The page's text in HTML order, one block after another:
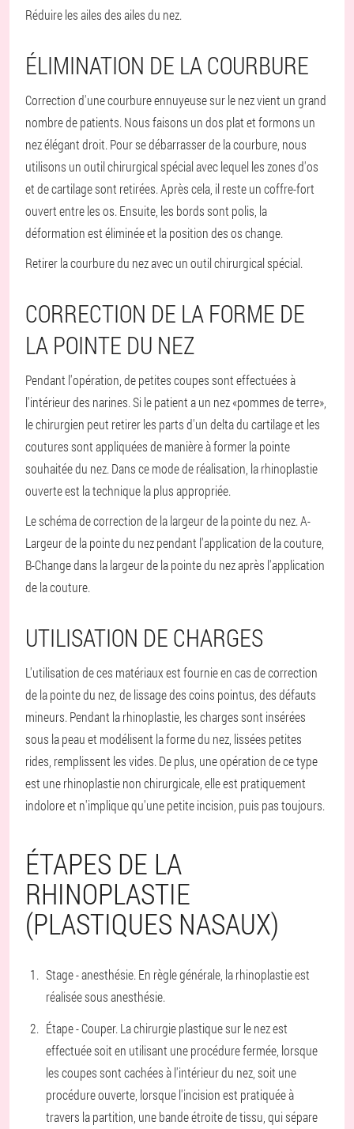
Réduire les ailes des ailes du nez.
ÉLIMINATION DE LA COURBURE
Correction d'une courbure ennuyeuse sur le nez vient un grand
nombre de patients. Nous faisons un dos plat et formons un
nez élégant droit. Pour se débarrasser de la courbure, nous
utilisons un outil chirurgical spécial avec lequel les zones d'os
et de cartilage sont retirées. Après cela, il reste un coffre-fort
ouvert entre les os. Ensuite, les bords sont polis, la
déformation est éliminée et la position des os change.
Retirer la courbure du nez avec un outil chirurgical spécial.
CORRECTION DE LA FORME DE
LA POINTE DU NEZ
Pendant l'opération, de petites coupes sont effectuées à
l'intérieur des narines. Si le patient a un nez «pommes de terre»,
le chirurgien peut retirer les parts d'un delta du cartilage et les
coutures sont appliquées de manière à former la pointe
souhaitée du nez. Dans ce mode de réalisation, la rhinoplastie
ouverte est la technique la plus appropriée.
Le schéma de correction de la largeur de la pointe du nez. A-
Largeur de la pointe du nez pendant l'application de la couture,
B-Change dans la largeur de la pointe du nez après l'application
de la couture.
UTILISATION DE CHARGES
L'utilisation de ces matériaux est fournie en cas de correction
de la pointe du nez, de lissage des coins pointus, des défauts
mineurs. Pendant la rhinoplastie, les charges sont insérées
sous la peau et modélisent la forme du nez, lissées petites
rides, remplissent les vides. De plus, une opération de ce type
est une rhinoplastie non chirurgicale, elle est pratiquement
indolore et n'implique qu'une petite incision, puis pas toujours.
ÉTAPES DE LA
RHINOPLASTIE
(PLASTIQUES NASAUX)
Stage - anesthésie. En règle générale, la rhinoplastie est
réalisée sous anesthésie.
Étape - Couper. La chirurgie plastique sur le nez est
effectuée soit en utilisant une procédure fermée, lorsque
les coupes sont cachées à l'intérieur du nez, soit une
procédure ouverte, lorsque l'incision est pratiquée à
travers la partition, une bande étroite de tissu, qui sépare